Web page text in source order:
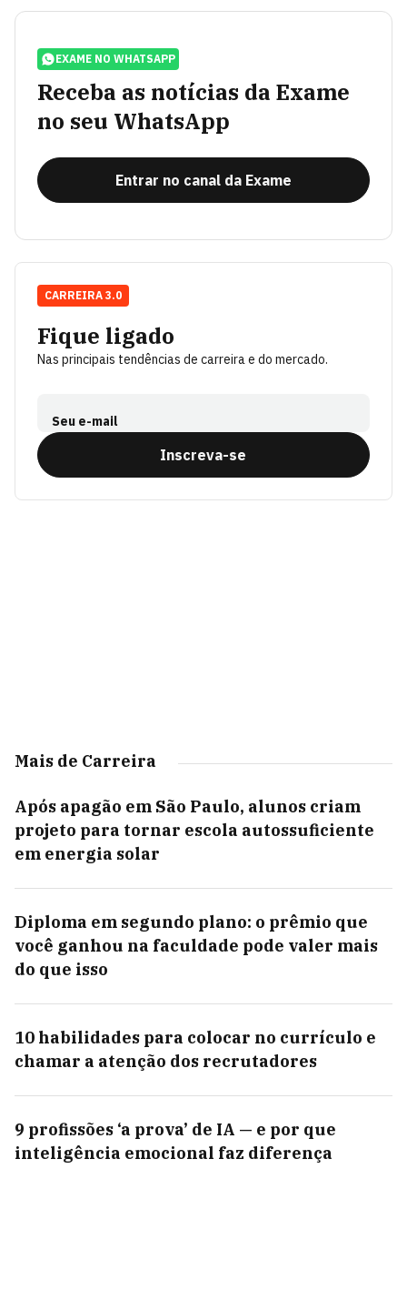
EXAME NO WHATSAPP
Receba as notícias da Exame
no seu WhatsApp
Entrar no canal da Exame
Fique ligado
Nas principais tendências de carreira e do mercado.
Seu e-mail
Inscreva-se
CARREIRA 3.0
Mais de Carreira
Após apagão em São Paulo, alunos criam
projeto para tornar escola autossuficiente
em energia solar
Diploma em segundo plano: o prêmio que
você ganhou na faculdade pode valer mais
do que isso
10 habilidades para colocar no currículo e
chamar a atenção dos recrutadores
9 profissões ‘a prova’ de IA — e por que
inteligência emocional faz diferença